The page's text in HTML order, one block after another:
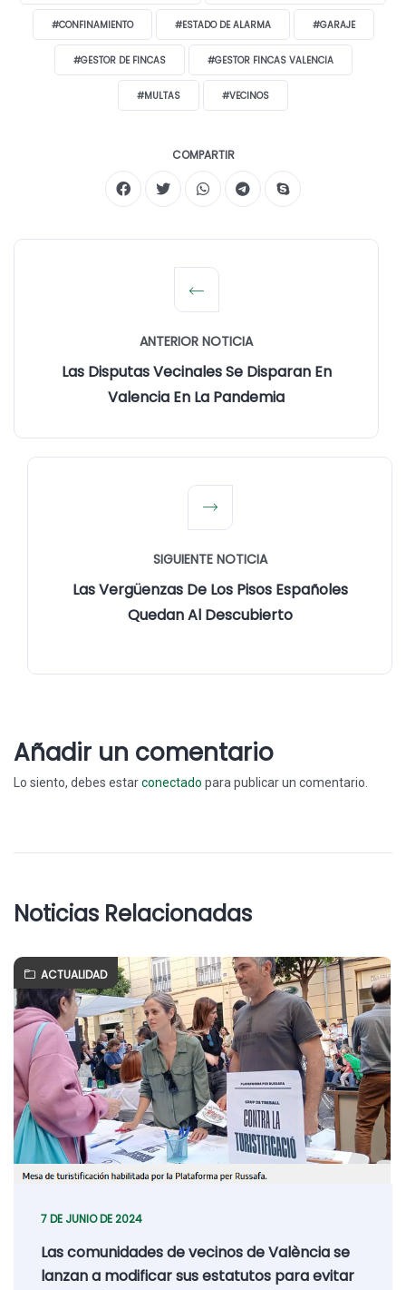
#CONFINAMIENTO #ESTADO DE ALARMA #GARAJE
#GESTOR DE FINCAS #GESTOR FINCAS VALENCIA
#MULTAS #VECINOS
COMPARTIR
ANTERIOR NOTICIA
Las Disputas Vecinales Se Disparan En
Valencia En La Pandemia
SIGUIENTE NOTICIA
Las Vergüenzas De Los Pisos Españoles
Quedan Al Descubierto
Añadir un comentario
Lo siento, debes estarconectado para publicar un comentario.
Noticias Relacionadas
ACTUALIDAD
7 DE JUNIO DE 2024
Las comunidades de vecinos de València se
lanzan a modificar sus estatutos para evitar